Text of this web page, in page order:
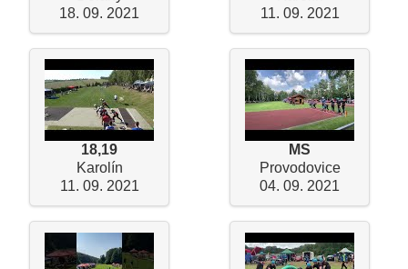
18. 09. 2021
11. 09. 2021
18,19
Karolín
11. 09. 2021
MS
Provodovice
04. 09. 2021